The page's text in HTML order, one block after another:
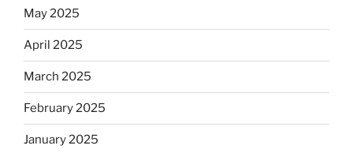
May 2025
April 2025
March 2025
February 2025
January 2025